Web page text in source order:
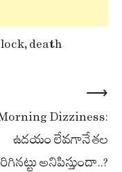
,death
Dizziness:
ఉదయం లేవగానే తల
అనిపిస్తుందా..?
⟶